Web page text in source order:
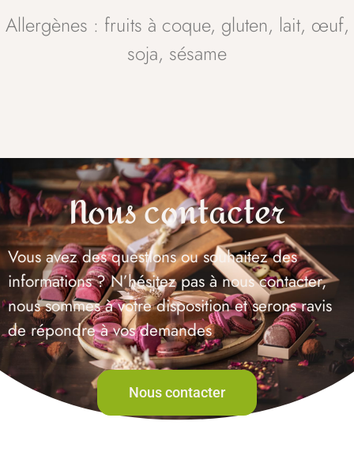
Allergènes : fruits à coque, gluten, lait, œuf,
soja, sésame
Nous contacter
Vous avez des questions ou souhaitez des
informations ? N’hésitez pas à nous contacter,
nous sommes à votre disposition et serons ravis
de répondre à vos demandes
Nous contacter